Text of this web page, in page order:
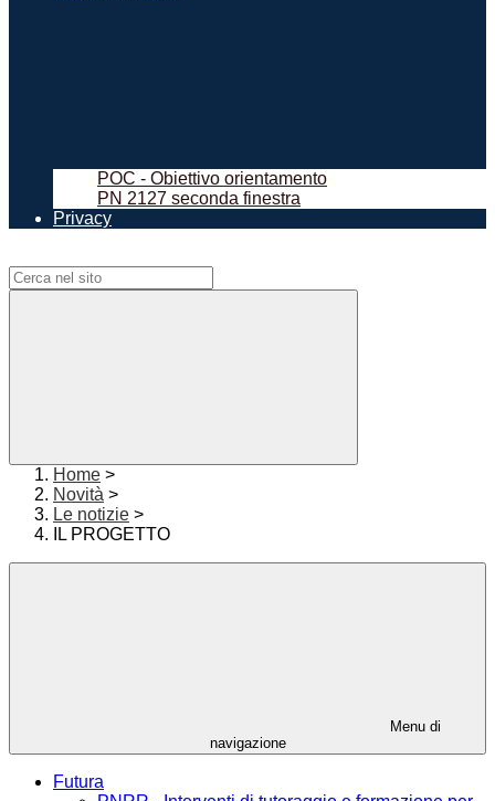
POC - Obiettivo orientamento
PN 2127 seconda finestra
Privacy
Home >
Novità >
Le notizie >
IL PROGETTO
Menu di
navigazione
Futura